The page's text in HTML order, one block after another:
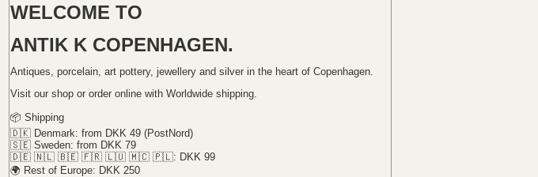
WELCOME TO
ANTIK K COPENHAGEN.
Antiques, porcelain, art pottery, jewellery and silver in the heart of Copenhagen.
Visit our shop or order online with Worldwide shipping.
📦 Shipping
🇩🇰 Denmark: from DKK 49 (PostNord)
🇸🇪 Sweden: from DKK 79
🇩🇪 🇳🇱 🇧🇪 🇫🇷 🇱🇺 🇲🇨 🇵🇱: DKK 99
🌍 Rest of Europe: DKK 250